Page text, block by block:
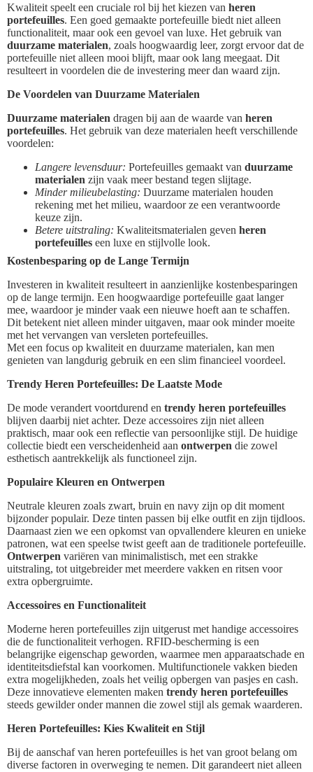
Kwaliteit speelt een cruciale rol bij het kiezen van heren
portefeuilles. Een goed gemaakte portefeuille biedt niet alleen
functionaliteit, maar ook een gevoel van luxe. Het gebruik van
duurzame materialen, zoals hoogwaardig leer, zorgt ervoor dat de
portefeuille niet alleen mooi blijft, maar ook lang meegaat. Dit
resulteert in voordelen die de investering meer dan waard zijn.
De Voordelen van Duurzame Materialen
Duurzame materialen dragen bij aan de waarde van heren
portefeuilles. Het gebruik van deze materialen heeft verschillende
voordelen:
Langere levensduur: Portefeuilles gemaakt van duurzame
materialen zijn vaak meer bestand tegen slijtage.
Minder milieubelasting: Duurzame materialen houden
rekening met het milieu, waardoor ze een verantwoorde
keuze zijn.
Betere uitstraling: Kwaliteitsmaterialen geven heren
portefeuilles een luxe en stijlvolle look.
Kostenbesparing op de Lange Termijn
Investeren in kwaliteit resulteert in aanzienlijke kostenbesparingen
op de lange termijn. Een hoogwaardige portefeuille gaat langer
mee, waardoor je minder vaak een nieuwe hoeft aan te schaffen.
Dit betekent niet alleen minder uitgaven, maar ook minder moeite
met het vervangen van versleten portefeuilles.
Met een focus op kwaliteit en duurzame materialen, kan men
genieten van langdurig gebruik en een slim financieel voordeel.
Trendy Heren Portefeuilles: De Laatste Mode
De mode verandert voortdurend en trendy heren portefeuilles
blijven daarbij niet achter. Deze accessoires zijn niet alleen
praktisch, maar ook een reflectie van persoonlijke stijl. De huidige
collectie biedt een verscheidenheid aan ontwerpen die zowel
esthetisch aantrekkelijk als functioneel zijn.
Populaire Kleuren en Ontwerpen
Neutrale kleuren zoals zwart, bruin en navy zijn op dit moment
bijzonder populair. Deze tinten passen bij elke outfit en zijn tijdloos.
Daarnaast zien we een opkomst van opvallendere kleuren en unieke
patronen, wat een speelse twist geeft aan de traditionele portefeuille.
Ontwerpen variëren van minimalistisch, met een strakke
uitstraling, tot uitgebreider met meerdere vakken en ritsen voor
extra opbergruimte.
Accessoires en Functionaliteit
Moderne heren portefeuilles zijn uitgerust met handige accessoires
die de functionaliteit verhogen. RFID-bescherming is een
belangrijke eigenschap geworden, waarmee men apparaatschade en
identiteitsdiefstal kan voorkomen. Multifunctionele vakken bieden
extra mogelijkheden, zoals het veilig opbergen van pasjes en cash.
Deze innovatieve elementen maken trendy heren portefeuilles
steeds gewilder onder mannen die zowel stijl als gemak waarderen.
Heren Portefeuilles: Kies Kwaliteit en Stijl
Bij de aanschaf van heren portefeuilles is het van groot belang om
diverse factoren in overweging te nemen. Dit garandeert niet alleen